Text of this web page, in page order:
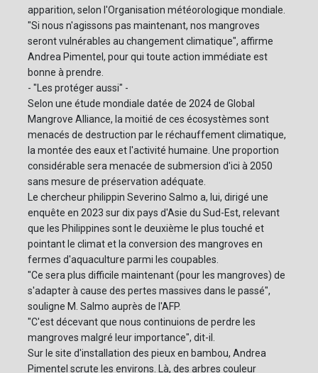
apparition, selon l'Organisation météorologique mondiale.
"Si nous n'agissons pas maintenant, nos mangroves
seront vulnérables au changement climatique", affirme
Andrea Pimentel, pour qui toute action immédiate est
bonne à prendre.
- "Les protéger aussi" -
Selon une étude mondiale datée de 2024 de Global
Mangrove Alliance, la moitié de ces écosystèmes sont
menacés de destruction par le réchauffement climatique,
la montée des eaux et l'activité humaine. Une proportion
considérable sera menacée de submersion d'ici à 2050
sans mesure de préservation adéquate.
Le chercheur philippin Severino Salmo a, lui, dirigé une
enquête en 2023 sur dix pays d'Asie du Sud-Est, relevant
que les Philippines sont le deuxième le plus touché et
pointant le climat et la conversion des mangroves en
fermes d'aquaculture parmi les coupables.
"Ce sera plus difficile maintenant (pour les mangroves) de
s'adapter à cause des pertes massives dans le passé",
souligne M. Salmo auprès de l'AFP.
"C'est décevant que nous continuions de perdre les
mangroves malgré leur importance", dit-il.
Sur le site d'installation des pieux en bambou, Andrea
Pimentel scrute les environs. Là, des arbres couleur